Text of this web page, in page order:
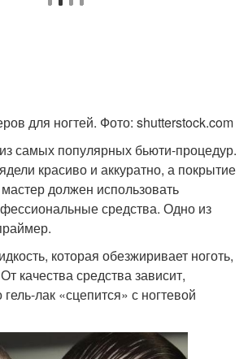
для ногтей. Фото: shutterstock.com
самых популярных бьюти-процедур.
красиво и аккуратно, а покрытие
должен использовать
средства. Одно из
которая обезжиривает ноготь,
качества средства зависит,
лак «сцепится» с ногтевой